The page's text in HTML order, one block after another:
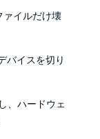
ァイルだけ壊
バイスを切り
、ハードウェ